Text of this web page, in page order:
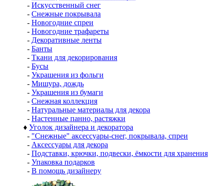
- Искусственный снег
- Снежные покрывала
- Новогодние спреи
- Новогодние трафареты
- Декоративные ленты
- Банты
- Ткани для декорирования
- Бусы
- Украшения из фольги
- Мишура, дождь
- Украшения из бумаги
- Снежная коллекция
- Натуральные материалы для декора
- Настенные панно, растяжки
♦ Уголок дизайнера и декоратора
- "Снежные" аксессуары-снег, покрывала, спреи
- Аксессуары для декора
- Подставки, крючки, подвески, ёмкости для хранения
- Упаковка подарков
- В помощь дизайнеру